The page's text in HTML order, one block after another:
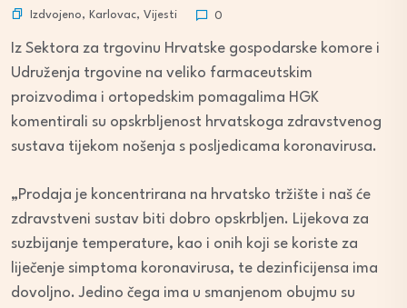
Izdvojeno, Karlovac, Vijesti 0
Iz Sektora za trgovinu Hrvatske gospodarske komore i
Udruženja trgovine na veliko farmaceutskim
proizvodima i ortopedskim pomagalima HGK
komentirali su opskrbljenost hrvatskoga zdravstvenog
sustava tijekom nošenja s posljedicama koronavirusa.
„Prodaja je koncentrirana na hrvatsko tržište i naš će
zdravstveni sustav biti dobro opskrbljen. Lijekova za
suzbijanje temperature, kao i onih koji se koriste za
liječenje simptoma koronavirusa, te dezinficijensa ima
dovoljno. Jedino čega ima u smanjenom obujmu su